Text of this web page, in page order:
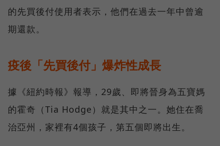
的先買後付使用者表示，他們在過去一年中曾逾
期還款。
疫後「先買後付」爆炸性成長
據《紐約時報》報導，29歲、即將晉身為五寶媽
的霍奇（Tia Hodge）就是其中之一。她住在喬
治亞州，家裡有4個孩子，第五個即將出生。